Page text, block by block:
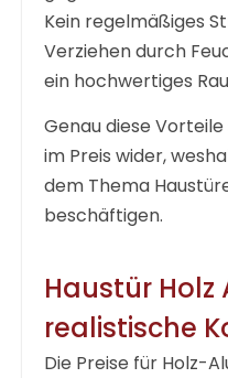
Kein regelmäßiges
Verziehen durch
ein hochwertiges
Genau diese
im Preis wider,
dem Thema
beschäftigen.
Haustür Holz
realistische
Die Preise für Holz-